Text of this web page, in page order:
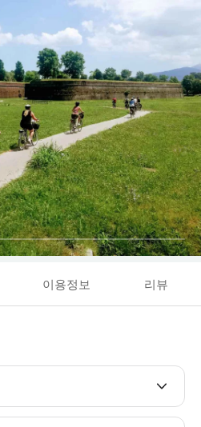
이용정보 리뷰